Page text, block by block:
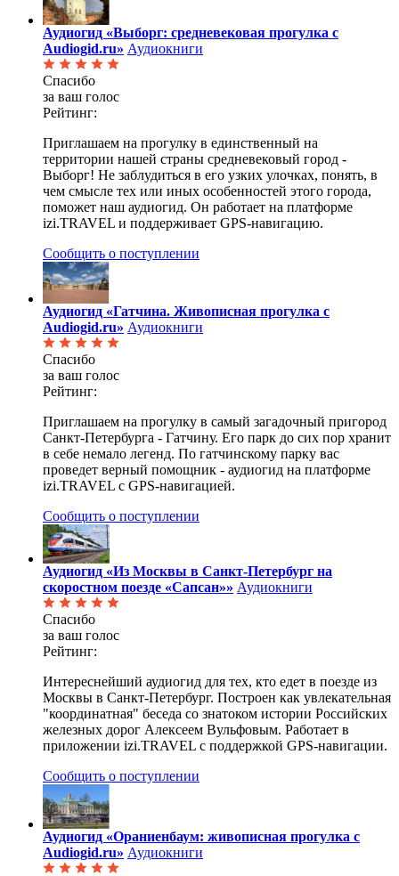
Аудиогид «Выборг: средневековая прогулка с
Audiogid.ru» Аудиокниги
Спасибо
за ваш голос
Рейтинг:
Приглашаем на прогулку в единственный на
территории нашей страны средневековый город -
Выборг! Не заблудиться в его узких улочках, понять, в
чем смысле тех или иных особенностей этого города,
поможет наш аудиогид. Он работает на платформе
izi.TRAVEL и поддерживает GPS-навигацию.
Сообщить о поступлении
Аудиогид «Гатчина. Живописная прогулка с
Audiogid.ru» Аудиокниги
Спасибо
за ваш голос
Рейтинг:
Приглашаем на прогулку в самый загадочный пригород
Санкт-Петербурга - Гатчину. Его парк до сих пор хранит
в себе немало легенд. По гатчинскому парку вас
проведет верный помощник - аудиогид на платформе
izi.TRAVEL с GPS-навигацией.
Сообщить о поступлении
Аудиогид «Из Москвы в Санкт-Петербург на
скоростном поезде «Сапсан»» Аудиокниги
Спасибо
за ваш голос
Рейтинг:
Интереснейший аудиогид для тех, кто едет в поезде из
Москвы в Санкт-Петербург. Построен как увлекательная
"координатная" беседа со знатоком истории Российских
железных дорог Алексеем Вульфовым. Работает в
приложении izi.TRAVEL с поддержкой GPS-навигации.
Сообщить о поступлении
Аудиогид «Ораниенбаум: живописная прогулка с
Audiogid.ru» Аудиокниги